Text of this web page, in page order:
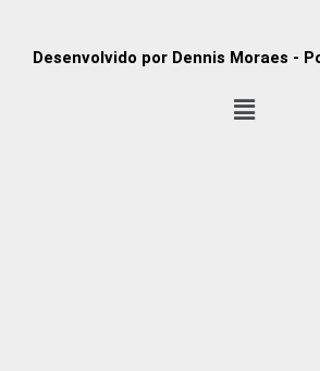
Desenvolvido por Dennis Moraes -